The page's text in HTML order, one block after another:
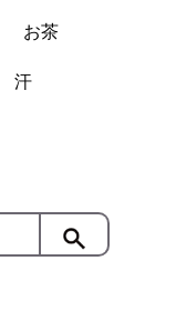
お茶
汗